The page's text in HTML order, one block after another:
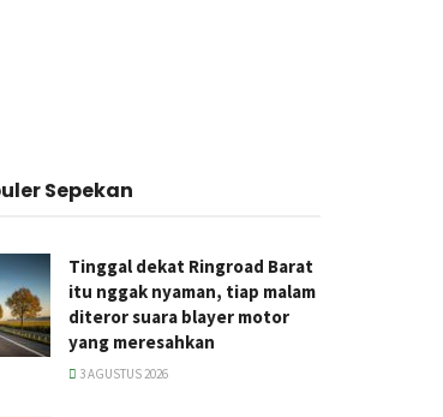
Sepekan
Tinggal dekat Ringroad Barat
itu nggak nyaman, tiap malam
diteror suara blayer motor
yang meresahkan
3 AGUSTUS 2026